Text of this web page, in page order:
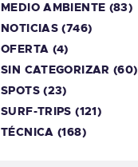
MEDIO AMBIENTE (83)
NOTICIAS (746)
OFERTA (4)
SIN CATEGORIZAR (60)
SPOTS(23)
SURF-TRIPS (121)
TÉCNICA (168)